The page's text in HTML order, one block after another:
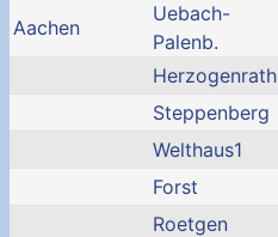
Aachen
Uebach-
Palenb.
Herzogenrath
Steppenberg
Welthaus1
Forst
Roetgen